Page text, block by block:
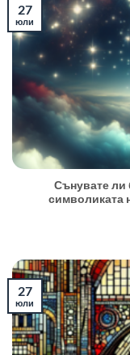
Сънувате ли
символиката
27
юли
27
юли